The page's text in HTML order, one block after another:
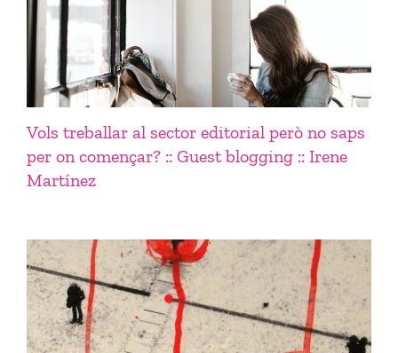
Vols treballar al sector editorial però no saps
per on començar? :: Guest blogging :: Irene
Martínez